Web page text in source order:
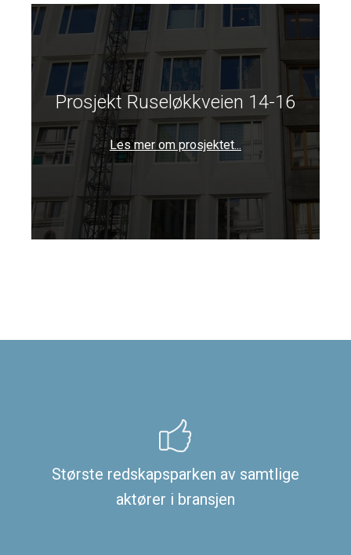
Prosjekt Ruseløkkveien 14-16
Les mer om prosjektet...
Største redskapsparken av samtlige
aktører i bransjen